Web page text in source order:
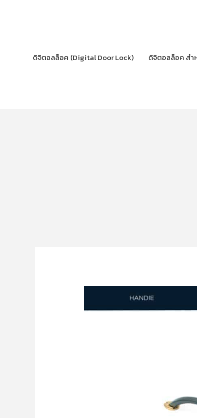
ดิจิตอลล็อค (Digital Door Lock) ดิจิตอลล็อค สำ